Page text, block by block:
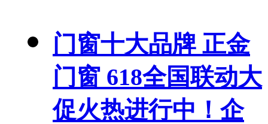
门窗十大品牌 正金
门窗 618全国联动大
促火热进行中！企